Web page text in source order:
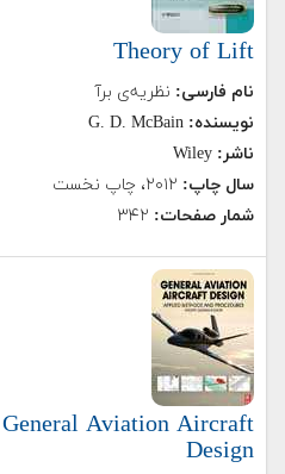
Theory of Lift
نام فارسی: نظریه‌ی برآ
نویسنده: G. D. McBain
ناشر: Wiley
سال چاپ:
شمار صفحات:
General Aviation Aircraft
Design